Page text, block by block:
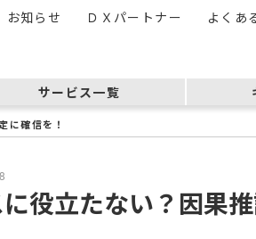
お知らせ ＤＸパートナー よくあ
サービス一覧
に確信を！
役立たない？因果